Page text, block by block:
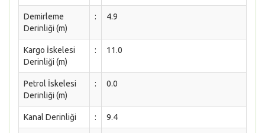
Demirleme
Derinliği (m)
: 4.9
Kargo İskelesi
Derinliği (m)
: 11.0
Petrol İskelesi
Derinliği (m)
: 0.0
Kanal Derinliği : 9.4